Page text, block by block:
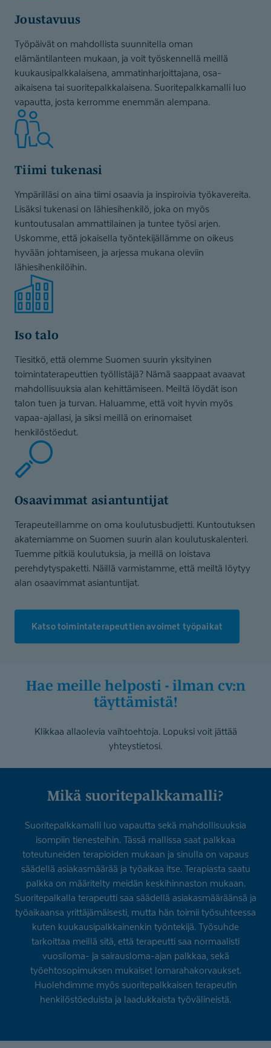
Joustavuus
Työpäivät on mahdollista suunnitella oman
elämäntilanteen mukaan, ja voit työskennellä meillä
kuukausipalkkalaisena, ammatinharjoittajana, osa-
aikaisena tai suoritepalkkalaisena. Suoritepalkkamalli luo
vapautta, josta kerromme enemmän alempana.
Tiimi tukenasi
Ympärilläsi on aina tiimi osaavia ja inspiroivia työkavereita.
Lisäksi tukenasi on lähiesihenkilö, joka on myös
kuntoutusalan ammattilainen ja tuntee työsi arjen.
Uskomme, että jokaisella työntekijällämme on oikeus
hyvään johtamiseen, ja arjessa mukana oleviin
lähiesihenkilöihin.
Iso talo
Tiesitkö, että olemme Suomen suurin yksityinen
toimintaterapeuttien työllistäjä? Nämä saappaat avaavat
mahdollisuuksia alan kehittämiseen. Meiltä löydät ison
talon tuen ja turvan. Haluamme, että voit hyvin myös
vapaa-ajallasi, ja siksi meillä on erinomaiset
henkilöstöedut.
Osaavimmat asiantuntijat
Terapeuteillamme on oma koulutusbudjetti. Kuntoutuksen
akatemiamme on Suomen suurin alan koulutuskalenteri.
Tuemme pitkiä koulutuksia, ja meillä on loistava
perehdytyspaketti. Näillä varmistamme, että meiltä löytyy
alan osaavimmat asiantuntijat.
Katso toimintaterapeuttien avoimet työpaikat
hae meille helposti - ilman cv:n
täyttämistä!
Klikkaa allaolevia vaihtoehtoja. Lopuksi voit jättää
yhteystietosi.
Mikä suoritepalk­kamalli?
Suoritepalkkamalli luo vapautta sekä mahdollisuuksia
isompiin tienesteihin. Tässä mallissa saat palkkaa
toteutuneiden terapioiden mukaan ja sinulla on vapaus
säädellä asiakasmäärää ja työaikaa itse. Terapiasta saatu
palkka on määritelty meidän keskihinnaston mukaan.
Suoritepalkalla terapeutti saa säädellä asiakasmääräänsä ja
työaikaansa yrittäjämäisesti, mutta hän toimii työsuhteessa
kuten kuukausipalkkainenkin työntekijä. Työsuhde
tarkoittaa meillä sitä, että terapeutti saa normaalisti
vuosiloma- ja sairausloma-ajan palkkaa, sekä
työehtosopimuksen mukaiset lomarahakorvaukset.
Huolehdimme myös suoritepalkkaisen terapeutin
henkilöstöeduista ja laadukkaista työvälineistä.